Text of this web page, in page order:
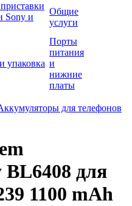
Sony и
Общие
услуги
упаковка
Порты
питания
и
нижние
платы
для телефонов
для
1100 mAh